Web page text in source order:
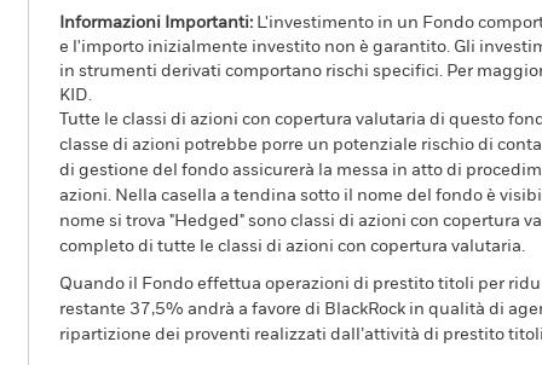
Informazioni Importanti: L'investimento in un Fondo
e l'importo inizialmente investito non è garantito. Gli
in strumenti derivati comportano rischi specifici. Per
KID.
Tutte le classi di azioni con copertura valutaria di questo
classe di azioni potrebbe porre un potenziale rischio di
di gestione del fondo assicurerà la messa in atto di
azioni. Nella casella a tendina sotto il nome del fondo è
nome si trova "Hedged" sono classi di azioni con copertura
completo di tutte le classi di azioni con copertura valutaria.
Quando il Fondo effettua operazioni di prestito titoli per
restante 37,5% andrà a favore di BlackRock in qualità di
ripartizione dei proventi realizzati dall’attività di prestito